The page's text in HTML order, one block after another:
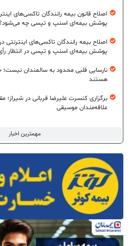
مهمترین اخبار
اصلاح قانون بیمه رانندگان تاکسی‌های
پوشش بیمه‌ای اسنپ و تپسی چه
اصلاح بیمه رانندگان تاکسی‌های
پوشش بیمه‌ای اسنپ و تپسی در انتظار
نارسایی قلبی محدود به سالمندان
هستند
برگزاری کنسرت علیرضا قربانی در شیراز؛
علاقه‌مندان موسیقی